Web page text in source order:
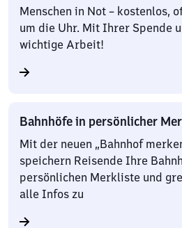
Menschen in Not – kostenlos,
um die Uhr. Mit Ihrer Spende
wichtige Arbeit!
Bahnhöfe in persönlicher
Mit der neuen „Bahnhof
speichern Reisende Ihre
persönlichen Merkliste und
alle Infos zu